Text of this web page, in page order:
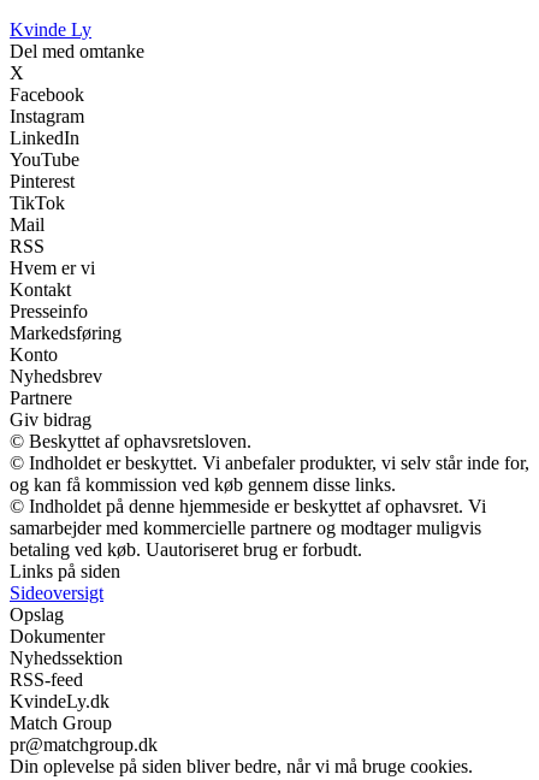
Kvinde Ly
Del med omtanke
X
Facebook
Instagram
LinkedIn
YouTube
Pinterest
TikTok
Mail
RSS
Hvem er vi
Kontakt
Presseinfo
Markedsføring
Konto
Nyhedsbrev
Partnere
Giv bidrag
© Beskyttet af ophavsretsloven.
© Indholdet er beskyttet. Vi anbefaler produkter, vi selv står inde for,
og kan få kommission ved køb gennem disse links.
© Indholdet på denne hjemmeside er beskyttet af ophavsret. Vi
samarbejder med kommercielle partnere og modtager muligvis
betaling ved køb. Uautoriseret brug er forbudt.
Links på siden
Sideoversigt
Opslag
Dokumenter
Nyhedssektion
RSS-feed
KvindeLy.dk
Match Group
pr@matchgroup.dk
Din oplevelse på siden bliver bedre, når vi må bruge cookies.